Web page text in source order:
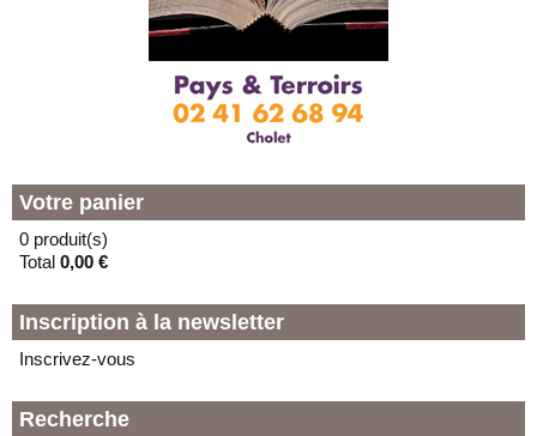
Votre panier
0 produit(s)
Total 0,00 €
Inscription à la newsletter
Inscrivez-vous
Recherche